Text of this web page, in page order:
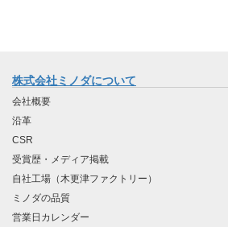
株式会社ミノダについて
会社概要
沿革
CSR
受賞歴・メディア掲載
自社工場（木更津ファクトリー）
ミノダの品質
営業日カレンダー